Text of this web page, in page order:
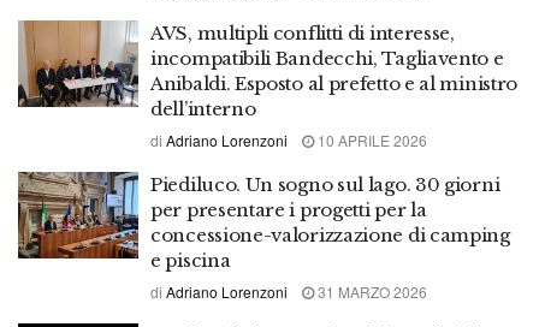
AVS, multipli conflitti di interesse,
incompatibili Bandecchi, Tagliavento e
Anibaldi. Esposto al prefetto e al ministro
dell’interno
di Adriano Lorenzoni 10 APRILE 2026
Piediluco. Un sogno sul lago. 30 giorni
per presentare i progetti per la
concessione-valorizzazione di camping
e piscina
di Adriano Lorenzoni 31 MARZO 2026